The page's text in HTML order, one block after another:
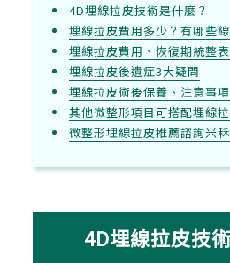
4D埋線拉皮技術是什麼？
埋線拉皮費用多少？有哪些
埋線拉皮費用、恢復期統整表
埋線拉皮後遺症3大疑問
埋線拉皮術後保養、注意事項
其他微整形項目可搭配埋線
微整形埋線拉皮推薦諮詢米
4D埋線拉皮技